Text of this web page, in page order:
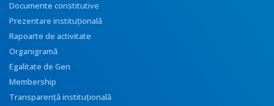
Documente constitutive
Prezentare instituţională
Rapoarte de activitate
Organigramă
Egalitate de Gen
Membership
Transparenţă instituţională